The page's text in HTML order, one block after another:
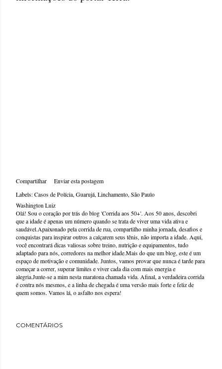
Compartilhar
Enviar esta postagem
Labels:Casos de Polícia Guarujá Linchamento São Paulo
Washington Luiz
Olá! Sou o coração por trás do blog 'Corrida aos 50+'. Aos 50 anos, descobri
que a idade é apenas um número quando se trata de viver uma vida ativa e
saudável.Apaixonado pela corrida de rua, compartilho minha jornada, desafios e
conquistas para inspirar outros a calçarem seus tênis, não importa a idade. Aqui,
você encontrará dicas valiosas sobre treino, nutrição e equipamentos, tudo
adaptado para nós, corredores na melhor idade.Mais do que um blog, este é um
espaço de motivação e comunidade. Juntos, vamos provar que nunca é tarde para
começar a correr, superar limites e viver cada dia com mais energia e
alegria.Junte-se a mim nesta maratona chamada vida. Afinal, a verdadeira corrida
é contra nós mesmos, e a linha de chegada é uma versão mais forte e feliz de
quem somos. Vamos lá, o asfalto nos espera!
COMENTÁRIOS